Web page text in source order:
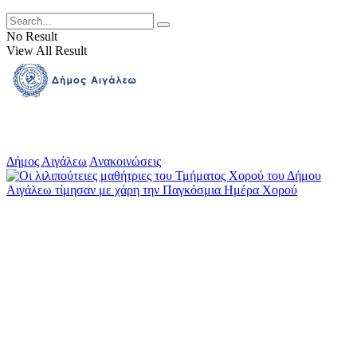
No Result
View All Result
Δήμος Αιγάλεω Ανακοινώσεις